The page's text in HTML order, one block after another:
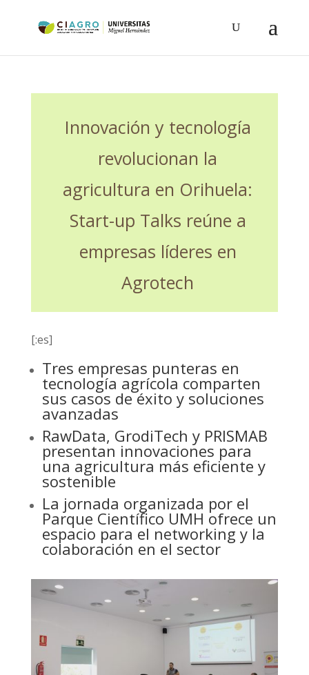
Innovación y tecnología
revolucionan la
agricultura en Orihuela:
Start-up Talks reúne a
empresas líderes en
Agrotech
[:es]
Tres empresas punteras en
tecnología agrícola comparten
sus casos de éxito y soluciones
avanzadas
RawData, GrodiTech y PRISMAB
presentan innovaciones para
una agricultura más eficiente y
sostenible
La jornada organizada por el
Parque Científico UMH ofrece un
espacio para el networking y la
colaboración en el sector